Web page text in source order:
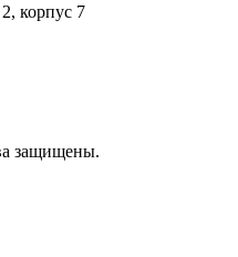
корпус 7
защищены.